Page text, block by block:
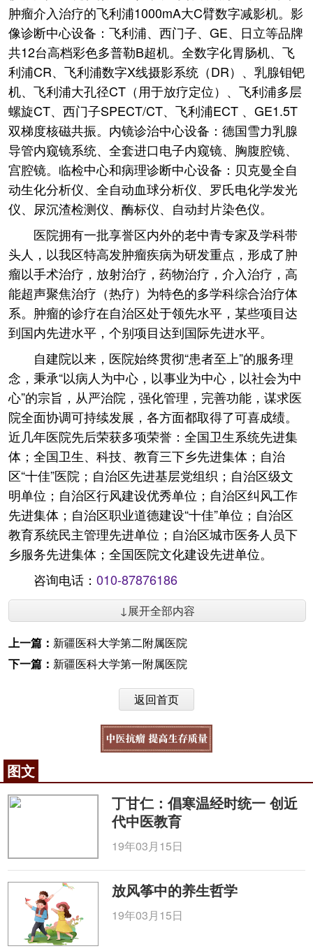
肿瘤介入治疗的飞利浦1000mA大C臂数字减影机。影
像诊断中心设备：飞利浦、西门子、GE、日立等品牌
共12台高档彩色多普勒B超机。全数字化胃肠机、飞
利浦CR、飞利浦数字X线摄影系统（DR）、乳腺钼钯
机、飞利浦大孔径CT（用于放疗定位）、飞利浦多层
螺旋CT、西门子SPECT/CT、飞利浦ECT 、GE1.5T
双梯度核磁共振。内镜诊治中心设备：德国雪力乳腺
导管内窥镜系统、全套进口电子内窥镜、胸腹腔镜、
宫腔镜。临检中心和病理诊断中心设备：贝克曼全自
动生化分析仪、全自动血球分析仪、罗氏电化学发光
仪、尿沉渣检测仪、酶标仪、自动封片染色仪。
医院拥有一批享誉区内外的老中青专家及学科带
头人，以我区特高发肿瘤疾病为研发重点，形成了肿
瘤以手术治疗，放射治疗，药物治疗，介入治疗，高
能超声聚焦治疗（热疗）为特色的多学科综合治疗体
系。肿瘤的诊疗在自治区处于领先水平，某些项目达
到国内先进水平，个别项目达到国际先进水平。
自建院以来，医院始终贯彻“患者至上”的服务理
念，秉承“以病人为中心，以事业为中心，以社会为中
心”的宗旨，从严治院，强化管理，完善功能，谋求医
院全面协调可持续发展，各方面都取得了可喜成绩。
近几年医院先后荣获多项荣誉：全国卫生系统先进集
体；全国卫生、科技、教育三下乡先进集体；自治
区“十佳”医院；自治区先进基层党组织；自治区级文
明单位；自治区行风建设优秀单位；自治区纠风工作
先进集体；自治区职业道德建设“十佳”单位；自治区
教育系统民主管理先进单位；自治区城市医务人员下
乡服务先进集体；全国医院文化建设先进单位。
咨询电话： 010-87876186
↓展开全部内容
上一篇： 新疆医科大学第二附属医院
下一篇： 新疆医科大学第一附属医院
返回首页
图文
丁甘仁：倡寒温经时统一 创近
代中医教育
19年03月15日
放风筝中的养生哲学
19年03月15日